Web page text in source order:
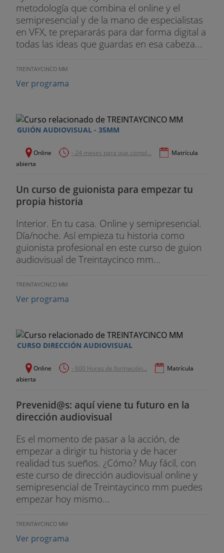
metodología que combina el online y el
semipresencial y de la mano de especialistas
en VFX, te prepararás para dar forma digital a
todas las ideas que guardas en esa cabeza...
TREINTAYCINCO MM
Ver programa
GUIÓN AUDIOVISUAL - 35MM
Online - 24 meses para que compl...
Matrícula
abierta
Un curso de guionista para empezar tu
propia historia
Interior. En tu casa. Online y semipresencial.
Día/noche. Así empieza tu historia como
guionista profesional en este curso de guion
audiovisual de Treintaycinco mm...
TREINTAYCINCO MM
Ver programa
CURSO DIRECCIÓN AUDIOVISUAL
Online - 600 Horas de formación...
Matrícula
abierta
Prevenid@s: aquí viene tu futuro en la
dirección audiovisual
Es el momento de pasar a la acción, de
empezar a dirigir tu historia y de hacer
realidad tus sueños. ¿Cómo? Muy fácil, con
este curso de dirección audiovisual online y
semipresencial de Treintaycinco mm puedes
empezar hoy mismo...
TREINTAYCINCO MM
Ver programa